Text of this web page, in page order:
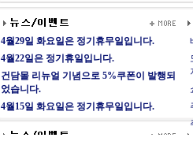
4월29일 화요일은 정기휴무일입니다.
4월22일은 정기휴일입니다.
건담몰 리뉴얼 기념으로 5%쿠폰이 발행되
었습니다.
4월15일 화요일은 정기휴무일입니다.